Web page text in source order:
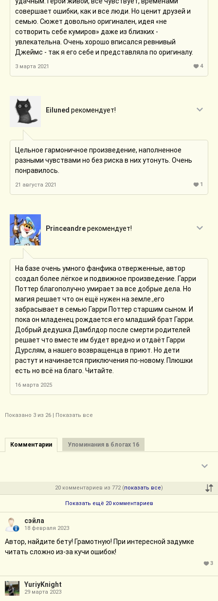
совершает ошибки, как и все люди. Но ценит друзей и
семью. Сюжет довольно оригинален, идея «не
сотворить себе кумиров» даже из близких -
увлекательна. Очень хорошо вписался ревнивый
Джеймс - так я его себе и представляла по оригиналу.
3 марта 2021 4
Eiluned рекомендует!
Цельное гармоничное произведение, наполненное
разными чувствами но без риска в них утонуть. Очень
понравилось.
21 августа 2021 1
Princeandreрекомендует!
На базе очень умного фанфика отверженные, автор
создал более лёгкое и подвижное произведение. Гарри
Поттер благополучно умирает за все добрые дела. Но
магия решает что он ещё нужен на земле.,его
забрасывает в семью Гарри Поттер старшим сыном. И
пока он младенец рождается его младший брат Гарри.
Добрый дедушка Дамблдор после смерти родителей
решает что вместе им будет вредно и отдаёт Гарри
Дурслям, а нашего возвращенца в приют. Но дети
растут и начинается приключения по-новому. Плюшки
есть но всё на благо. Читайте.
16 марта 2025
Показано 3 из 26 | Показать все
Комментарии Упоминания в блогах 16
20 комментариев из 772 (показать все)
Показать ещё 20 комментариев
сэйла
18 февраля 2023
Автор, найдите бету! Грамотную! При интересной задумке
читать сложно из-за кучи ошибок!
3
YuriyKnight
29 марта 2023